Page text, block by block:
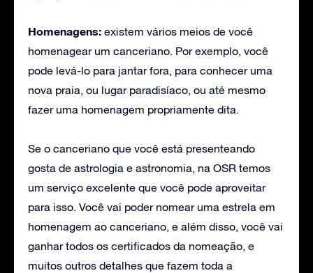
Homenagens: existem vários meios de você
homenagear um canceriano. Por exemplo, você
pode levá-lo para jantar fora, para conhecer uma
nova praia, ou lugar paradisíaco, ou até mesmo
fazer uma homenagem propriamente dita.
Se o canceriano que você está presenteando
gosta de astrologia e astronomia, na OSR temos
um serviço excelente que você pode aproveitar
para isso. Você vai poder nomear uma estrela em
homenagem ao canceriano, e além disso, você vai
ganhar todos os certificados da nomeação, e
muitos outros detalhes que fazem toda a